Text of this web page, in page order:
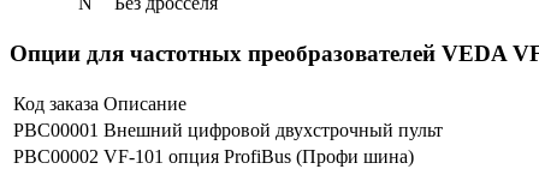
Опции для частотных преобразователей VEDA
Код заказа Описание
PBC00001 Внешний цифровой двухстрочный пульт
PBC00002 VF-101 опция ProfiBus (Профи шина)